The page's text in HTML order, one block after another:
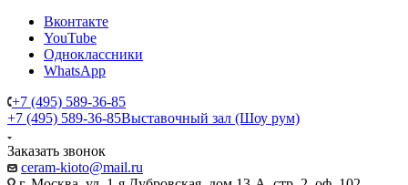
Вконтакте
YouTube
Одноклассники
WhatsApp
+7 (495) 589-36-85
+7 (495) 589-36-85Выставочный зал (Шоу рум)
Заказать звонок
ceram-kioto@mail.ru